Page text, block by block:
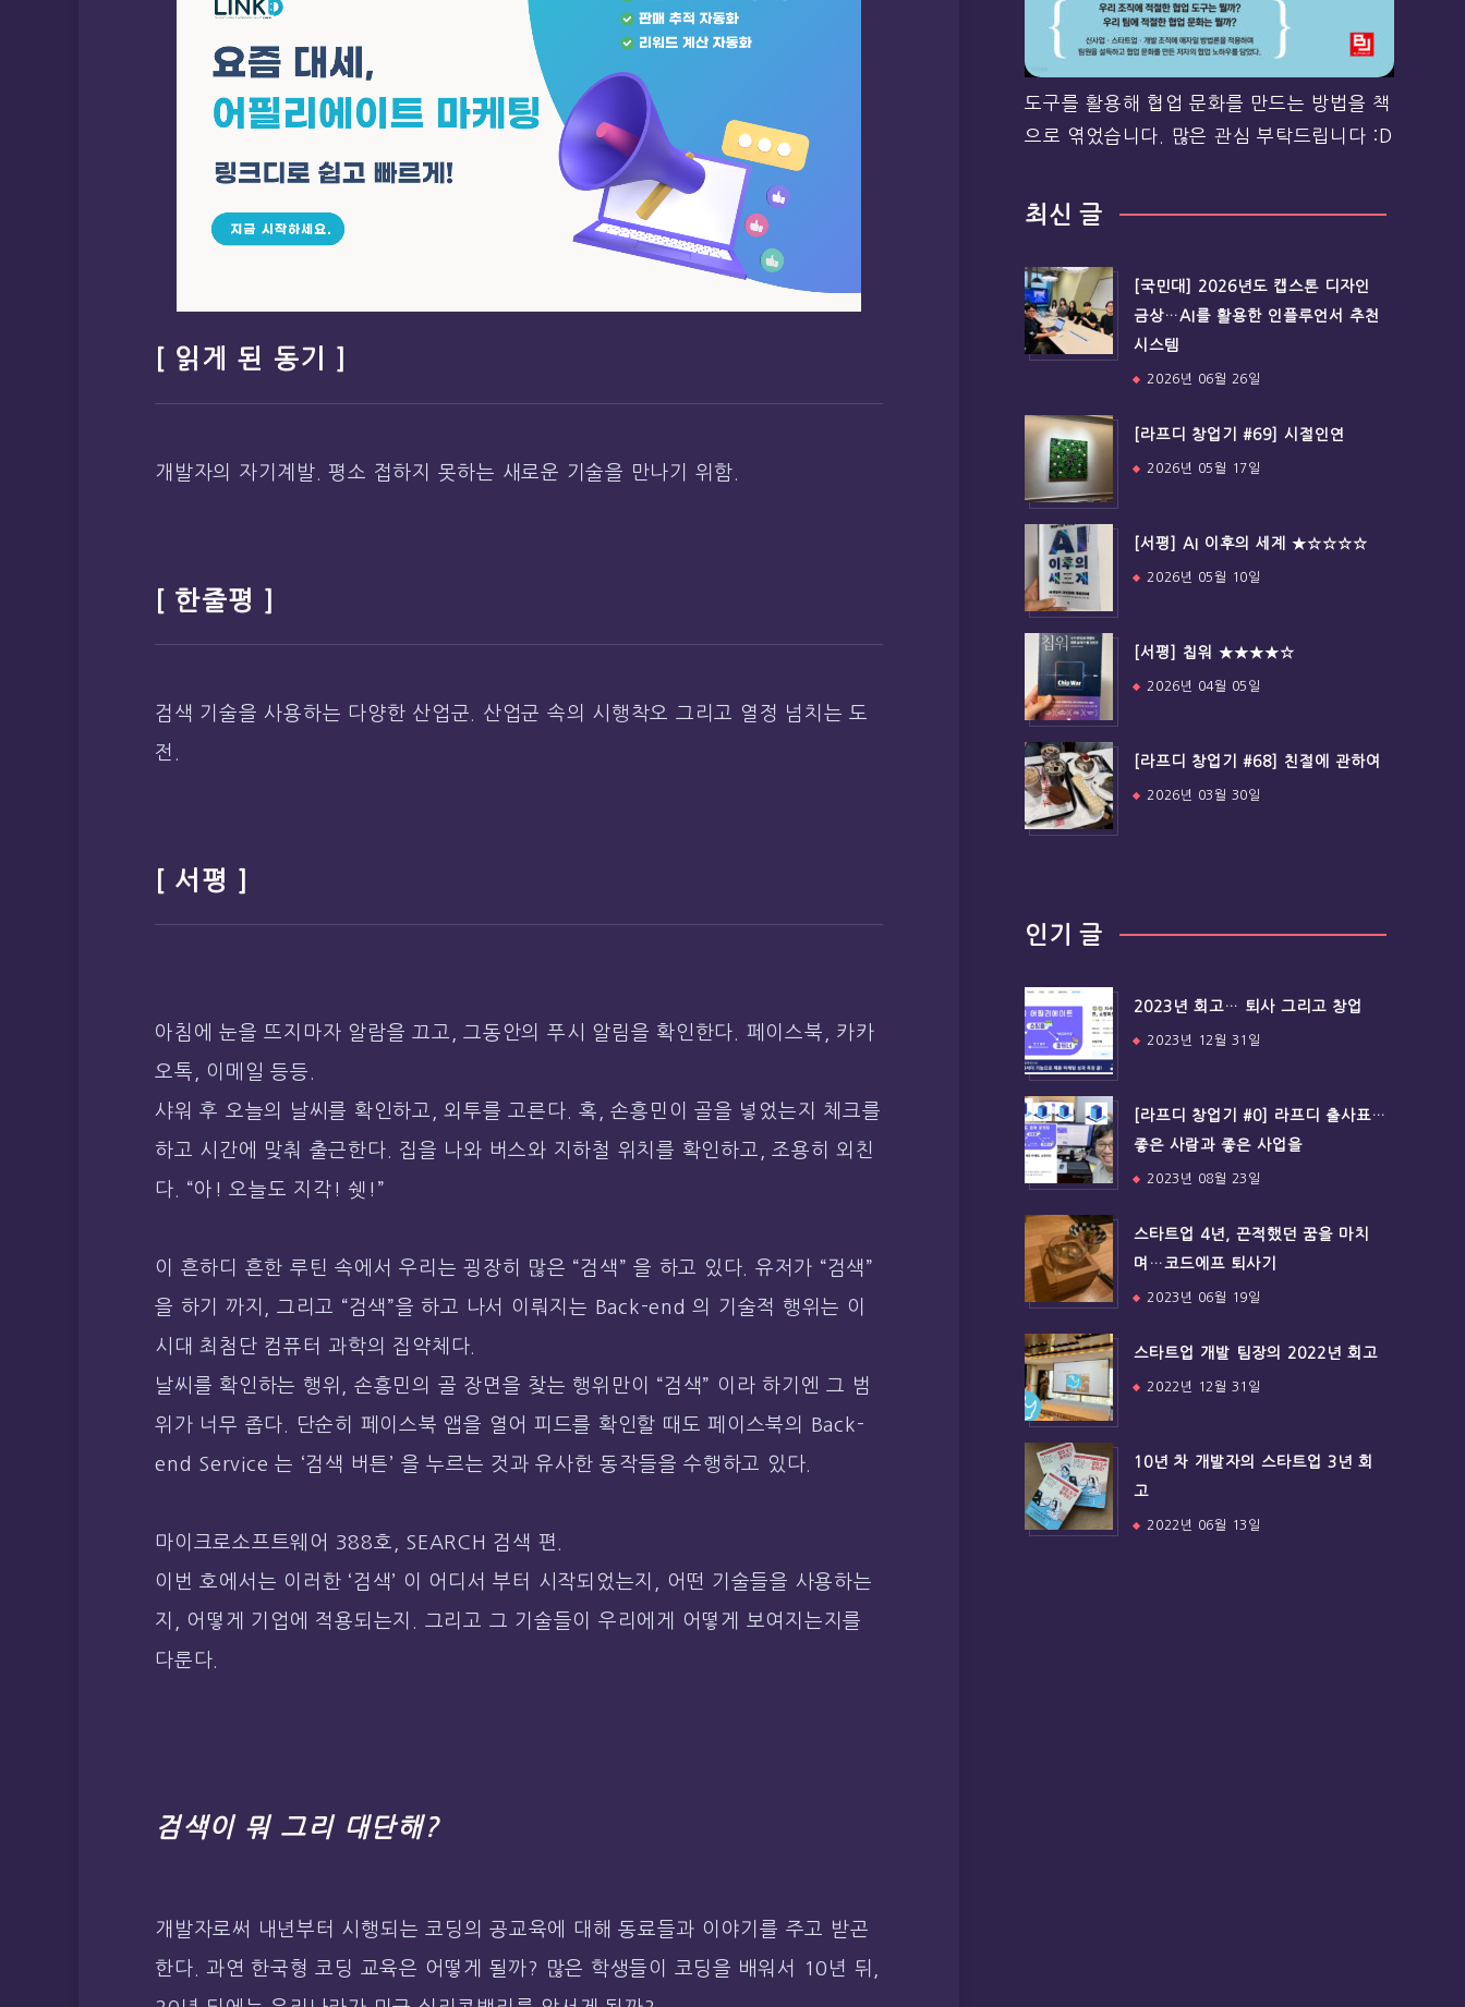
[ 읽게 된 동기 ]
개발자의 자기계발. 평소 접하지 못하는 새로운 기술을 만나기 위함.
[ 한줄평 ]
검색 기술을 사용하는 다양한 산업군. 산업군 속의 시행착오 그리고 열정 넘치는 도
전.
[ 서평 ]
아침에 눈을 뜨지마자 알람을 끄고, 그동안의 푸시 알림을 확인한다. 페이스북, 카카
오톡, 이메일 등등.
샤워 후 오늘의 날씨를 확인하고, 외투를 고른다. 혹, 손흥민이 골을 넣었는지 체크를
하고 시간에 맞춰 출근한다. 집을 나와 버스와 지하철 위치를 확인하고, 조용히 외친
다. “아! 오늘도 지각! 쉣!”
이 흔하디 흔한 루틴 속에서 우리는 굉장히 많은 “검색” 을 하고 있다. 유저가 “검색”
을 하기 까지, 그리고 “검색”을 하고 나서 이뤄지는 Back-end 의 기술적 행위는 이
시대 최첨단 컴퓨터 과학의 집약체다.
날씨를 확인하는 행위, 손흥민의 골 장면을 찾는 행위만이 “검색” 이라 하기엔 그 범
위가 너무 좁다. 단순히 페이스북 앱을 열어 피드를 확인할 때도 페이스북의 Back-
end Service 는 ‘검색 버튼’ 을 누르는 것과 유사한 동작들을 수행하고 있다.
마이크로소프트웨어 388호, SEARCH 검색 편.
이번 호에서는 이러한 ‘검색’ 이 어디서 부터 시작되었는지, 어떤 기술들을 사용하는
지, 어떻게 기업에 적용되는지. 그리고 그 기술들이 우리에게 어떻게 보여지는지를
다룬다.
검색이 뭐 그리 대단해?
개발자로써 내년부터 시행되는 코딩의 공교육에 대해 동료들과 이야기를 주고 받곤
한다. 과연 한국형 코딩 교육은 어떻게 될까? 많은 학생들이 코딩을 배워서 10년 뒤,
도구를 활용해 협업 문화를 만드는 방법을 책
으로 엮었습니다. 많은 관심 부탁드립니다 :D
최신 글
[국민대] 2026년도 캡스톤 디자인
금상…AI를 활용한 인플루언서 추천
시스템
2026년 06월 26일
[라프디 창업기 #69] 시절인연
2026년 05월 17일
[서평] AI 이후의 세계 ★☆☆☆☆
2026년 05월 10일
[서평] 칩워 ★★★★☆
2026년 04월 05일
[라프디 창업기 #68] 친절에 관하여
2026년 03월 30일
인기 글
2023년 회고… 퇴사 그리고 창업
2023년 12월 31일
[라프디 창업기 #0] 라프디 출사표…
좋은 사람과 좋은 사업을
2023년 08월 23일
스타트업 4년, 끈적했던 꿈을 마치
며…코드에프 퇴사기
2023년 06월 19일
스타트업 개발 팀장의 2022년 회고
2022년 12월 31일
10년 차 개발자의 스타트업 3년 회
고
2022년 06월 13일